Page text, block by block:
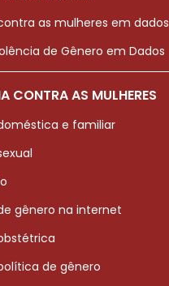
as mulheres em dados
de Gênero em Dados
CONTRA AS MULHERES
e familiar
gênero na internet
de gênero